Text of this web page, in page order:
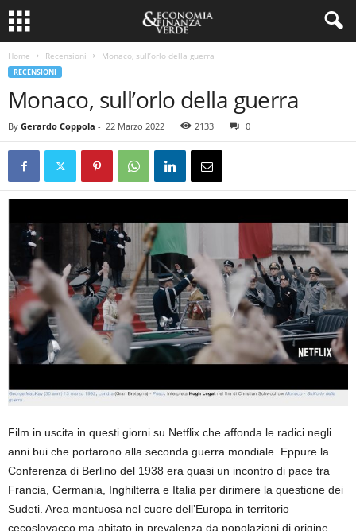
Home Recensioni Monaco, sull’orlo della guerra
RECENSIONI
Monaco, sull’orlo della guerra
By Gerardo Coppola - 22 Marzo 2022 2133 0
Film in uscita in questi giorni su Netflix che affonda le radici negli
anni bui che portarono alla seconda guerra mondiale. Eppure la
Conferenza di Berlino del 1938 era quasi un incontro di pace tra
Francia, Germania, Inghilterra e Italia per dirimere la questione dei
Sudeti. Area montuosa nel cuore dell’Europa in territorio
cecoslovacco ma abitato in prevalenza da popolazioni di origine